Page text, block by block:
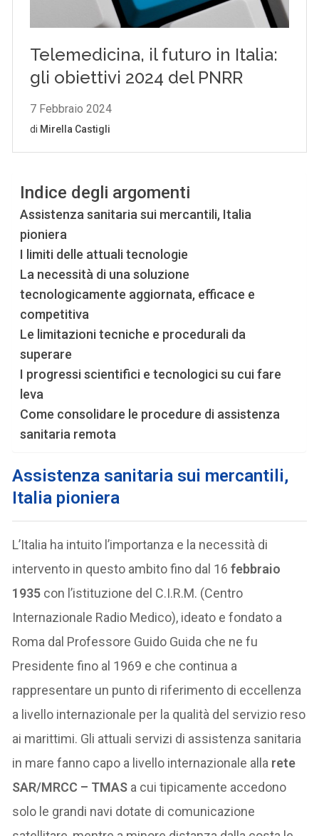
Indice degli argomenti
Assistenza sanitaria sui mercantili, Italia
pioniera
I limiti delle attuali tecnologie
La necessità di una soluzione
tecnologicamente aggiornata, efficace e
competitiva
Le limitazioni tecniche e procedurali da
superare
I progressi scientifici e tecnologici su cui fare
leva
Come consolidare le procedure di assistenza
sanitaria remota
Assistenza sanitaria sui mercantili,
Italia pioniera
L’Italia ha intuito l’importanza e la necessità di
intervento in questo ambito fino dal 16febbraio
1935 con l’istituzione del C.I.R.M. (Centro
Internazionale Radio Medico), ideato e fondato a
Roma dal Professore Guido Guida che ne fu
Presidente fino al 1969 e che continua a
rappresentare un punto di riferimento di eccellenza
a livello internazionale per la qualità del servizio reso
ai marittimi. Gli attuali servizi di assistenza sanitaria
in mare fanno capo a livello internazionale alla rete
SAR/MRCC – TMAS a cui tipicamente accedono
solo le grandi navi dotate di comunicazione